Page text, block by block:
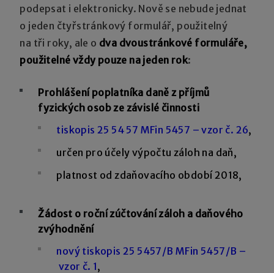
podepsat i elektronicky. Nově se nebude jednat
o jeden čtyřstránkový formulář, použitelný
na tři roky, ale o dva dvoustránkové formuláře,
použitelné vždy pouze na jeden rok:
Prohlášení poplatníka daně z příjmů
fyzických osob ze závislé činnosti
tiskopis 25 54 57 MFin 5457 – vzor č. 26,
určen pro účely výpočtu záloh na daň,
platnost od zdaňovacího období 2018,
Žádost o roční zúčtování záloh a daňového
zvýhodnění
nový tiskopis 25 5457/B MFin 5457/B –
vzor č. 1,